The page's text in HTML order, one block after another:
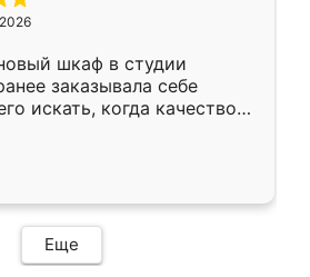
шкаф в студии
заказывала себе
искать, когда качеством
Служит кухня уже почти
нет.
Еще